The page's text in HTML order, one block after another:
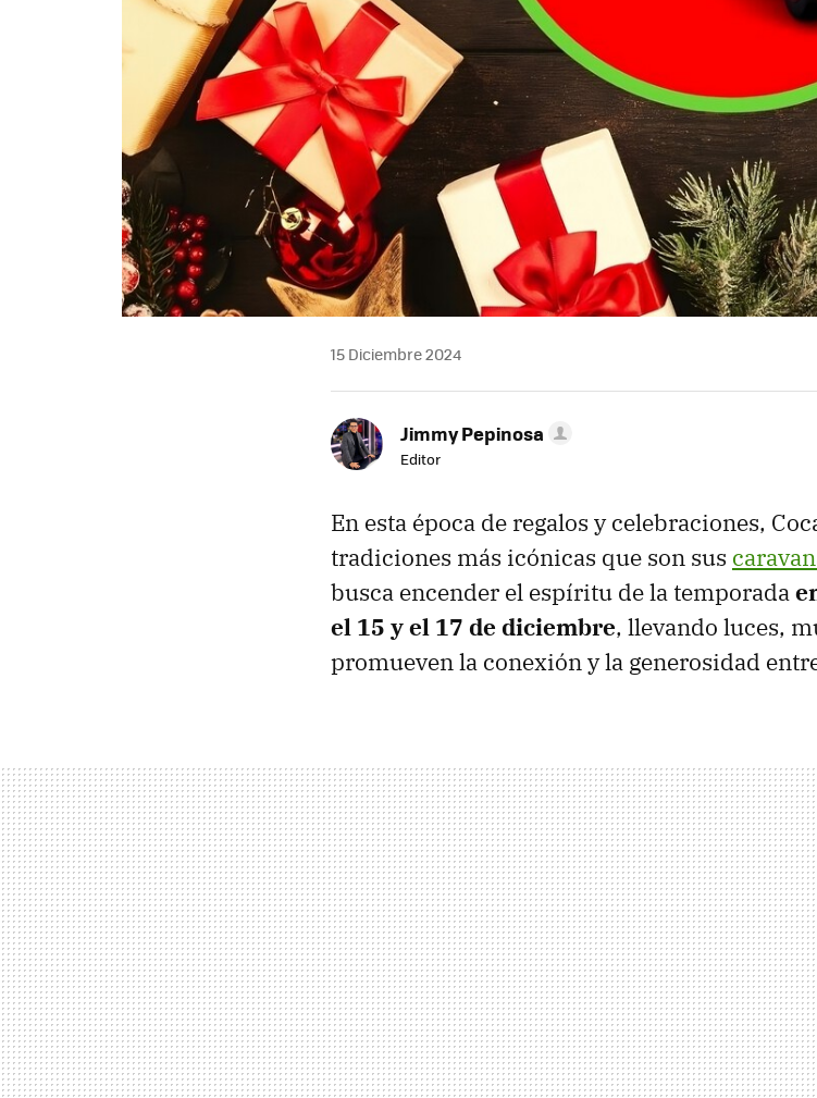
15 Diciembre 2024
Jimmy Pepinosa
Editor
En esta época de regalos y celebraciones,
tradiciones más icónicas que son sus
busca encender el espíritu de la temporada
el 15 y el 17 de diciembre, llevando luces,
promueven la conexión y la generosidad